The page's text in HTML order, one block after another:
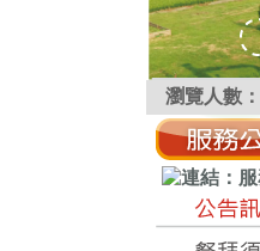
瀏覽人數：